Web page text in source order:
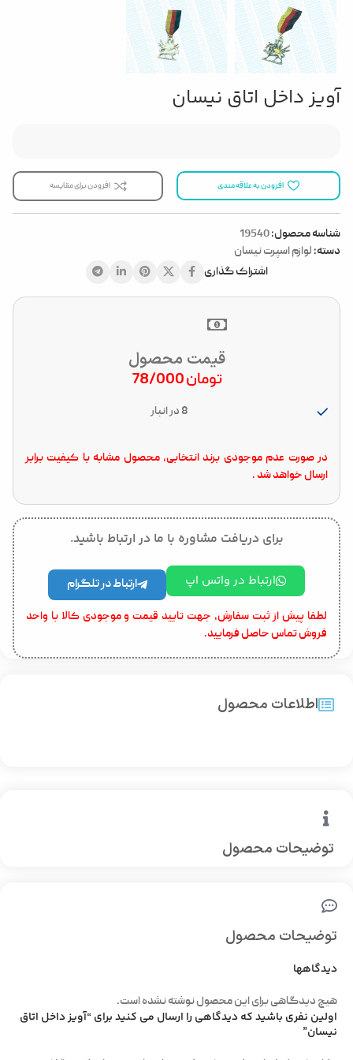
آویز داخل اتاق نیسان
افزودن به علاقه مندی افزودن برای مقایسه
شناسه محصول:19540
دسته: لوازم اسپرت نیسان
اشتراک گذاری
قیمت محصول
تومان
8 در انبار
در صورت عدم موجودی برند انتخابی، محصول مشابه با کیفیت برابر
ارسال خواهد شد .
برای دریافت مشاوره با ما در ارتباط باشید.
ارتباط در واتس اپ ارتباط در تلگرام
لطفا پیش از ثبت سفارش، جهت تایید قیمت و موجودی کالا با واحد
فروش تماس حاصل فرمایید.
توضیحات محصول
اطلاعات محصول
توضیحات محصول
دیدگاهها
هیچ دیدگاهی برای این محصول نوشته نشده است.
اولین نفری باشید که دیدگاهی را ارسال می کنید برای “آویز داخل اتاق
نیسان”